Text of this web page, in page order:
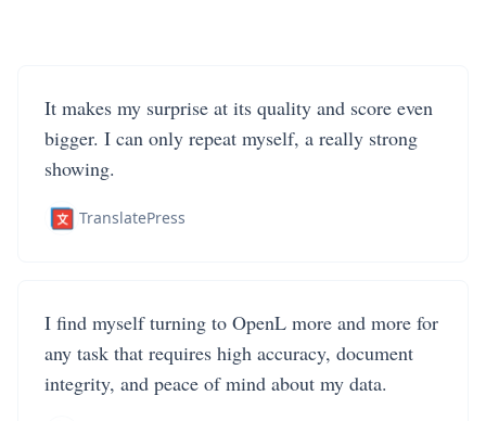
It makes my surprise at its quality and score even
bigger. I can only repeat myself, a really strong
showing.
TranslatePress
I find myself turning to OpenL more and more for
any task that requires high accuracy, document
integrity, and peace of mind about my data.